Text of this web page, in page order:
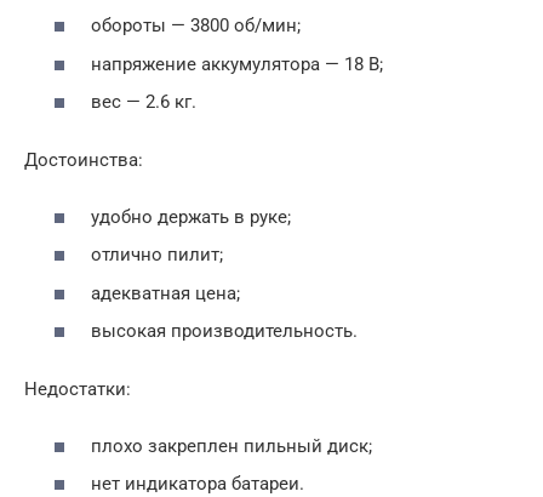
обороты — 3800 об/мин;
напряжение аккумулятора — 18 В;
вес — 2.6 кг.
Достоинства:
удобно держать в руке;
отлично пилит;
адекватная цена;
высокая производительность.
Недостатки:
плохо закреплен пильный диск;
нет индикатора батареи.